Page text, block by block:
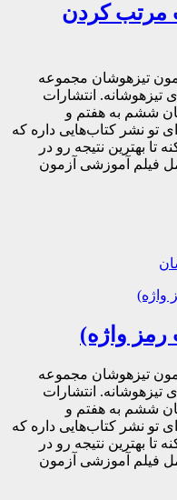
مرتب کردن
تیزهوشان مجموعه
تیزهوشانه. انتشارات
ششم به هفتم و
تو نشر کتاب‌هایی داره که
بهترین نتیجه رو در
فیلم آموزشی آزمون
واژه)
تیزهوشان مجموعه
تیزهوشانه. انتشارات
ششم به هفتم و
تو نشر کتاب‌هایی داره که
بهترین نتیجه رو در
فیلم آموزشی آزمون